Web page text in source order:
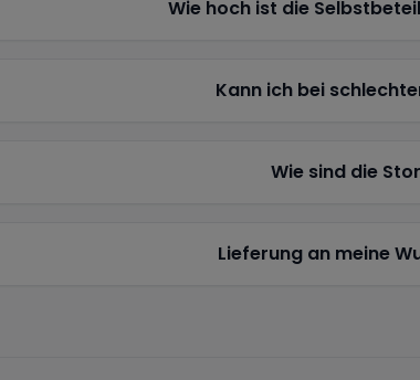
Wie hoch ist die
Kann ich bei
Wie sind die
Lieferung an meine